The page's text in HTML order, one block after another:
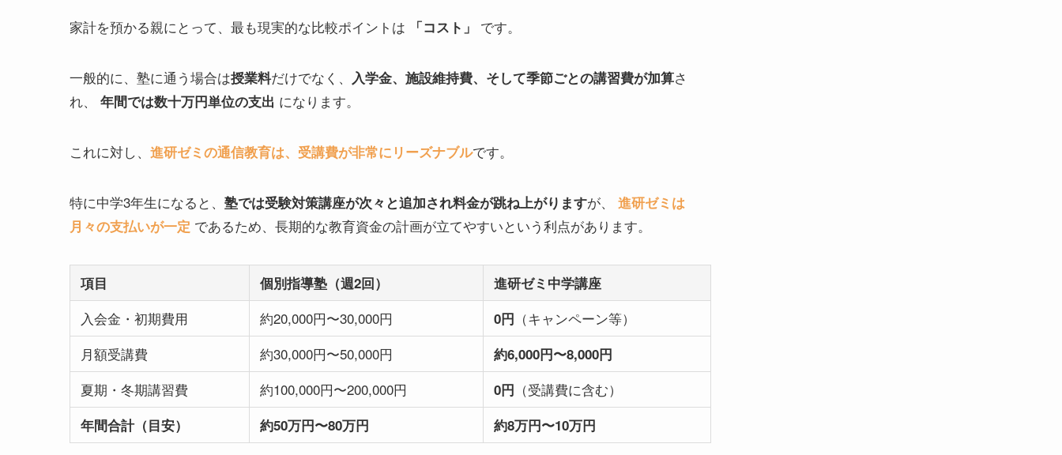
家計を預かる親にとって、最も現実的な比較ポイントは 「コスト」 です。
一般的に、塾に通う場合は授業料だけでなく、 入学金、施設維持費、そして季節ごとの講習費が加算さ
れ、 年間では数十万円単位の支出 になります。
これに対し、 進研ゼミの通信教育は、受講費が非常にリーズナブルです。
特に中学3年生になると、 塾では受験対策講座が次々と追加され料金が跳ね上がりますが、
進研ゼミは
月々の支払いが一定 であるため、長期的な教育資金の計画が立てやすいという利点があります。
項目 個別指導塾（週2回） 進研ゼミ中学講座
入会金・初期費用 約20,000円〜30,000円 0円 （キャンペーン等）
月額受講費
約30,000円〜50,000円 約6,000円〜8,000円
夏期・冬期講習費 約100,000円〜200,000円 0円 （受講費に含む）
年間合計（目安） 約50万円〜80万円 約8万円〜10万円